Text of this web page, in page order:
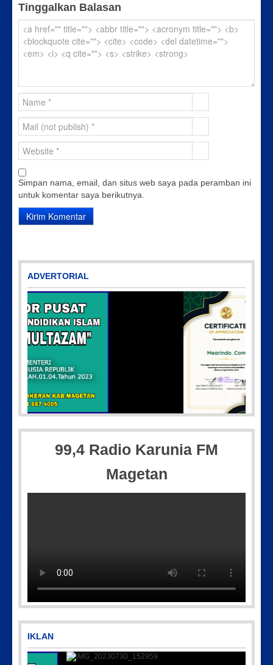
Tinggalkan Balasan
Simpan nama, email, dan situs web saya pada peramban ini
untuk komentar saya berikutnya.
ADVERTORIAL
IMG-20250501-WA0005
99,4 Radio Karunia FM
Magetan
IKLAN